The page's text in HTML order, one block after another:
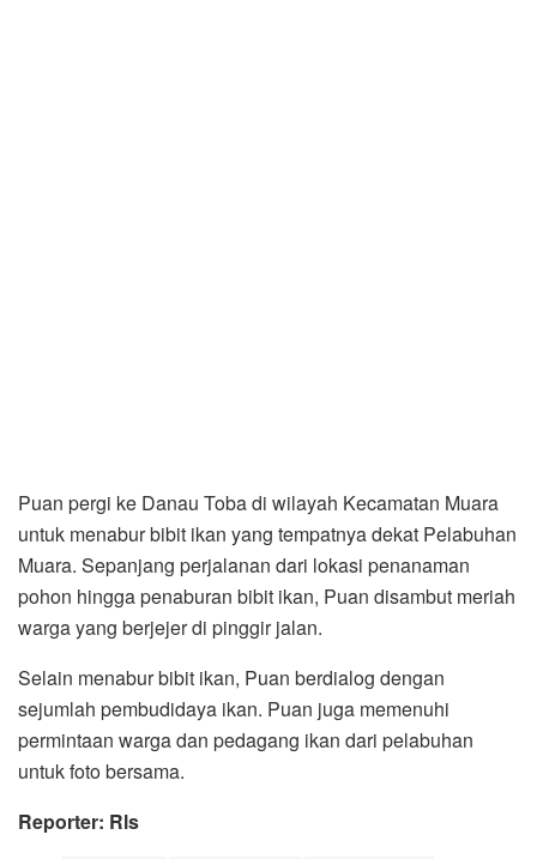
Puan pergi ke Danau Toba di wilayah Kecamatan Muara
untuk menabur bibit ikan yang tempatnya dekat Pelabuhan
Muara. Sepanjang perjalanan dari lokasi penanaman
pohon hingga penaburan bibit ikan, Puan disambut meriah
warga yang berjejer di pinggir jalan.
Selain menabur bibit ikan, Puan berdialog dengan
sejumlah pembudidaya ikan. Puan juga memenuhi
permintaan warga dan pedagang ikan dari pelabuhan
untuk foto bersama.
Reporter: Rls